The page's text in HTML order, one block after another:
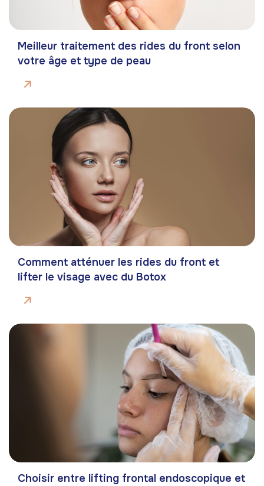
Meilleur traitement des rides du front selon
votre âge et type de peau
Comment atténuer les rides du front et
lifter le visage avec du Botox
Choisir entre lifting frontal endoscopique et